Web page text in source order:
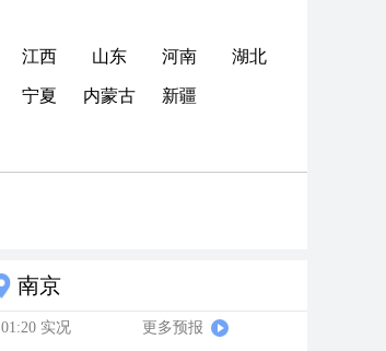
江西 山东 河南 湖北
宁夏 内蒙古 新疆
南京
01:20 实况 更多预报